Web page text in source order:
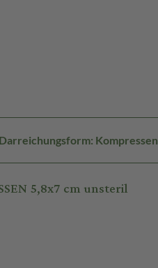
Darreichungsform: Kompressen
5,8x7 cm unsteril